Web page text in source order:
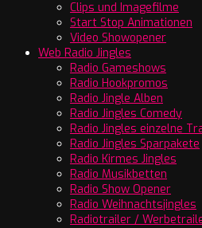
Clips und Imagefilme
Start Stop Animationen
Video Showopener
Web Radio Jingles
Radio Gameshows
Radio Hookpromos
Radio Jingle Alben
Radio Jingles Comedy
Radio Jingles einzelne
Radio Jingles Sparpakete
Radio Kirmes Jingles
Radio Musikbetten
Radio Show Opener
Radio Weihnachtsjingles
Radiotrailer /